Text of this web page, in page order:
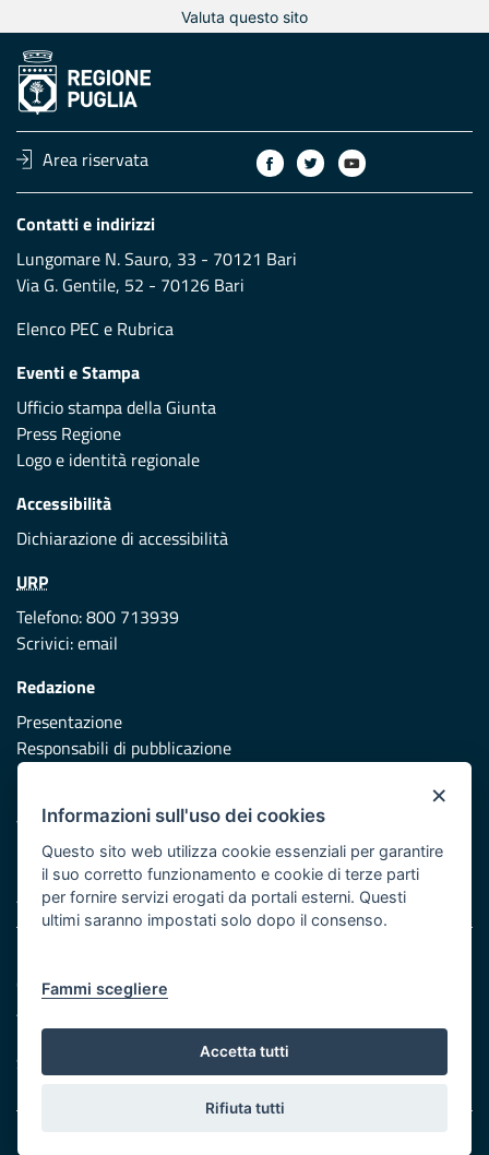
Valuta questo sito
Area riservata
Contatti e indirizzi
Lungomare N. Sauro, 33 - 70121 Bari
Via G. Gentile, 52 - 70126 Bari
Elenco PEC e Rubrica
Eventi e Stampa
Ufficio stampa della Giunta
Press Regione
Logo e identità regionale
Accessibilità
Dichiarazione di accessibilità
URP
Telefono: 800 713939
Scrivici:email
Redazione
Presentazione
Responsabili di pubblicazione
Vai al sito di Protezione Civile Puglia
Iniziativa finanziata con risorse del POR Puglia 2014/2020 -
Asse XI
Cookie e privacy
Atti di notifica
Feed RSS
Servizi Intranet
×
Informazioni sull'uso dei cookies
Questo sito web utilizza cookie essenziali per garantire
il suo corretto funzionamento e cookie di terze parti
per fornire servizi erogati da portali esterni. Questi
ultimi saranno impostati solo dopo il consenso.
Fammi scegliere
Accetta tutti
Rifiuta tutti